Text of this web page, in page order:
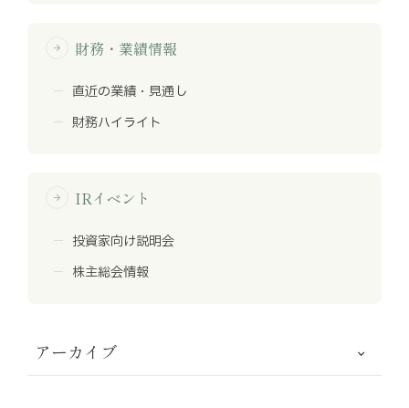
arrow_forward 財務・業績情報
直近の業績・見通し
財務ハイライト
arrow_forward IRイベント
投資家向け説明会
株主総会情報
アーカイブ